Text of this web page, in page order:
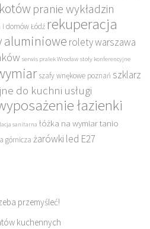
pranie wykładzin
domów Łódź rekuperacja
aluminiowe rolety warszawa
serwis pralek Wrocław stoły konferencyjne
szafy wnękowe poznań szklarz
do kuchni usługi
łazienki
sanitarna łóżka na wymiar tanio
górnicza żarówki led E27
przemyśleć!
kuchennych